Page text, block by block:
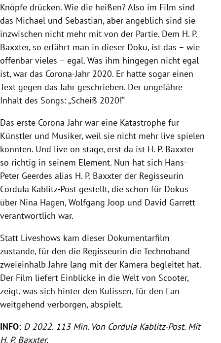
Knöpfe drücken. Wie die heißen? Also im Film sind
das Michael und Sebastian, aber angeblich sind sie
inzwischen nicht mehr mit von der Partie. Dem H. P.
Baxxter, so erfährt man in dieser Doku, ist das – wie
offenbar vieles – egal. Was ihm hingegen nicht egal
ist, war das Corona-Jahr 2020. Er hatte sogar einen
Text gegen das Jahr geschrieben. Der ungefähre
Inhalt des Songs: „Scheiß 2020!“
Das erste Corona-Jahr war eine Katastrophe für
Künstler und Musiker, weil sie nicht mehr live spielen
konnten. Und live on stage, erst da ist H. P. Baxxter
so richtig in seinem Element. Nun hat sich Hans-
Peter Geerdes alias H. P. Baxxter der Regisseurin
Cordula Kablitz-Post gestellt, die schon für Dokus
über Nina Hagen, Wolfgang Joop und David Garrett
verantwortlich war.
Statt Liveshows kam dieser Dokumentarfilm
zustande, für den die Regisseurin die Technoband
zweieinhalb Jahre lang mit der Kamera begleitet hat.
Der Film liefert Einblicke in die Welt von Scooter,
zeigt, was sich hinter den Kulissen, für den Fan
weitgehend verborgen, abspielt.
INFO: D 2022. 113 Min. Von Cordula Kablitz-Post. Mit
H. P. Baxxter.